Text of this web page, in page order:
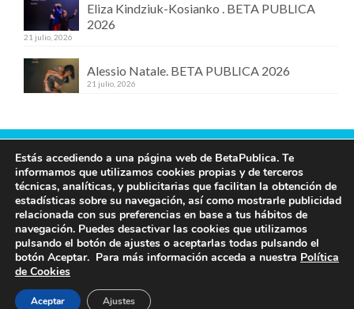
Eliza Kindziuk-Kosianko . BETA PUBLICA
2026
21 julio, 2026
Alessio Natale. BETA PUBLICA 2026
21 julio, 2026
Contacta con nosotros
609 19 97 00
info@betapublica.org
© Beta Publica -Aviso Legal y de privacidad
Estás accediendo a una página web de BetaPublica. Te
informamos que utilizamos cookies propias y de terceros
técnicas, analíticas, y publicitarias que facilitan la obtención de
estadísticas sobre su navegación, así como mostrarle publicidad
relacionada con sus preferencias en base a tus hábitos de
navegación. Puedes desactivar las cookies que utilizamos
pulsando el botón de ajustes o aceptarlas todas pulsando el
botón Aceptar. Para más información acceda a nuestra Política
de Cookies
Aceptar Ajustes